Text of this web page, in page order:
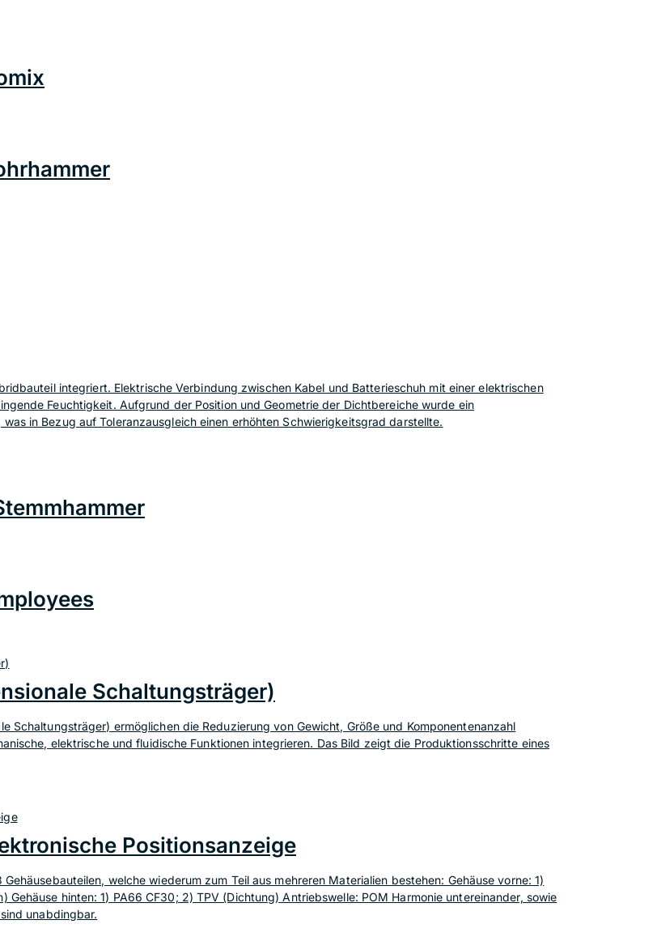
integriert. Elektrische Verbindung zwischen Kabel und Batterieschuh mit einer elektrischen
Feuchtigkeit. Aufgrund der Position und Geometrie der Dichtbereiche wurde ein
in Bezug auf Toleranzausgleich einen erhöhten Schwierigkeitsgrad darstellte.
Schaltungsträger)
Schaltungsträger) ermöglichen die Reduzierung von Gewicht, Größe und Komponentenanzahl
elektrische und fluidische Funktionen integrieren. Das Bild zeigt die Produktionsschritte eines
Positionsanzeige
welche wiederum zum Teil aus mehreren Materialien bestehen: Gehäuse vorne: 1)
hinten: 1) PA66 CF30; 2) TPV (Dichtung) Antriebswelle: POM Harmonie untereinander, sowie
unabdingbar.